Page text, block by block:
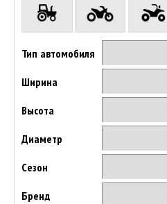
Тип автомобиля
Ширина
Высота
Диаметр
Сезон
Бренд